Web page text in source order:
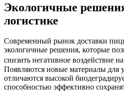
Экологичные
логистике
Современный рынок доставки
экологичные решения, которые
снизить негативное воздействие
Появляются новые материалы для
отличаются высокой
способностью эффективно